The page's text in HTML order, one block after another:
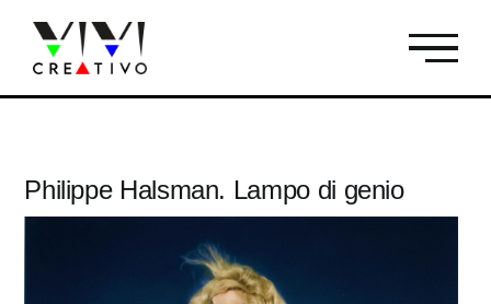
contenuto
Philippe Halsman. Lampo di genio